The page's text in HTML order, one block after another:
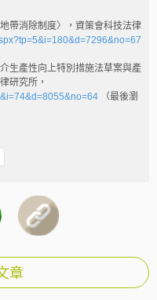
帶消除制度〉，資策會科技法律
生產性向上特別措施法草案與產
研究所，
（最後瀏
章